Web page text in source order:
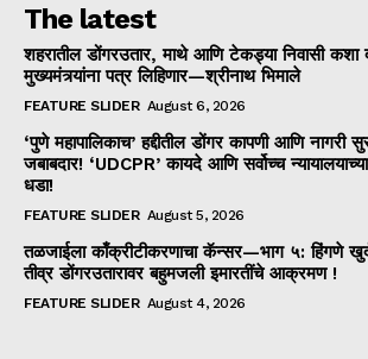
The latest
शहरातील डोंगरउतार, माथे आणि टेकड्या निवासी कशा
मुख्यमंत्र्यांना पत्र लिहिणार—श्रीनाथ भिमाले
FEATURE SLIDER August 6, 2026
‘पुणे महापालिकाच’ हद्दीतील डोंगर कापणी आणि नागरी
जबाबदार! ‘UDCPR’ कायदे आणि सर्वोच्च
धडा!
FEATURE SLIDER August 5, 2026
तळजाईला काँक्रीटीकरणाचा कॅन्सर—भाग ५: हिंगणे
तीव्र डोंगरउतारावर बहुमजली इमारतींचे आक्रमण !
FEATURE SLIDER August 4, 2026